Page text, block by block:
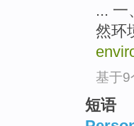
... 一
然环
基于9
短语